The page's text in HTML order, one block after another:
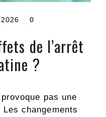
0
de l’arrêt
?
pas une
changements